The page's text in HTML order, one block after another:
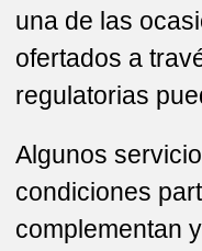
una de las
ofertados a
regulatorias
Algunos
condiciones
complementan